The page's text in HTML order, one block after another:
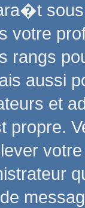
votre
rangs
aussi
et